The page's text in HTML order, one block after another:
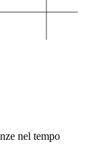
nel tempo